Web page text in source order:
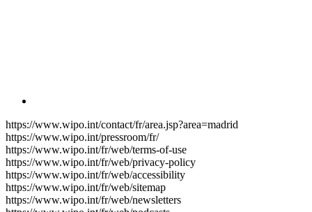
https://www.wipo.int/contact/fr/area.jsp?area=madrid
https://www.wipo.int/pressroom/fr/
https://www.wipo.int/fr/web/terms-of-use
https://www.wipo.int/fr/web/privacy-policy
https://www.wipo.int/fr/web/accessibility
https://www.wipo.int/fr/web/sitemap
https://www.wipo.int/fr/web/newsletters